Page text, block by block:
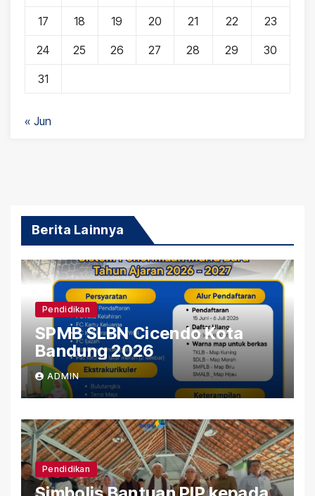
17 18 19 20 21 22 23
24 25 26 27 28 29 30
31
« Jun
Berita Lainnya
Pendidikan
SPMB SLBN Cicendo Kota
Bandung 2026
ADMIN
Pendidikan